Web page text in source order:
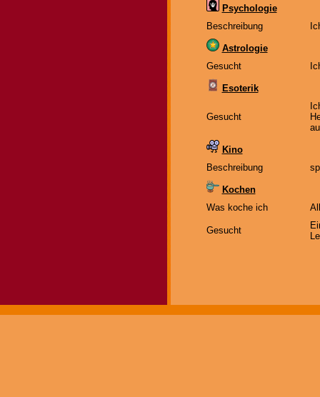
Psychologie
Beschreibung
Astrologie
Gesucht
Esoterik
Gesucht
Kino
Beschreibung
Kochen
Was koche ich
Gesucht